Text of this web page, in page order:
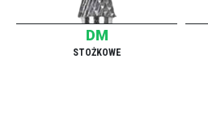
DM
STOŻKOWE